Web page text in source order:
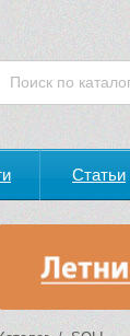
Статьи